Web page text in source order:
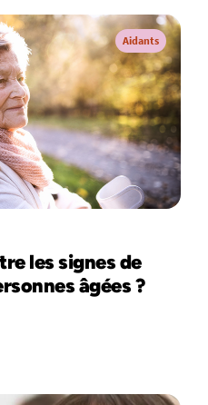
Aidants
les signes de
âgées ?